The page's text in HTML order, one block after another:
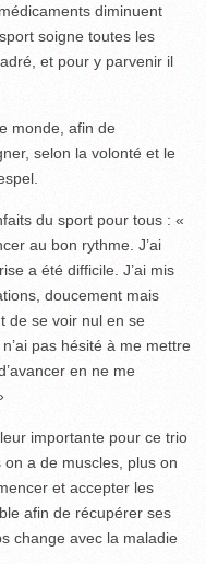
diminuent
soigne toutes les
et pour y parvenir il
monde, afin de
selon la volonté et le
du sport pour tous : «
au bon rythme. J’ai
a été difficile. J’ai mis
doucement mais
de se voir nul en se
pas hésité à me mettre
en ne me
importante pour ce trio
a de muscles, plus on
et accepter les
afin de récupérer ses
change avec la maladie